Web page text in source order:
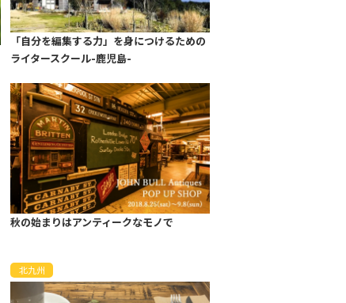
「自分を編集する力」を身につけるための
ライタースクール-鹿児島-
秋の始まりはアンティークなモノで
北九州